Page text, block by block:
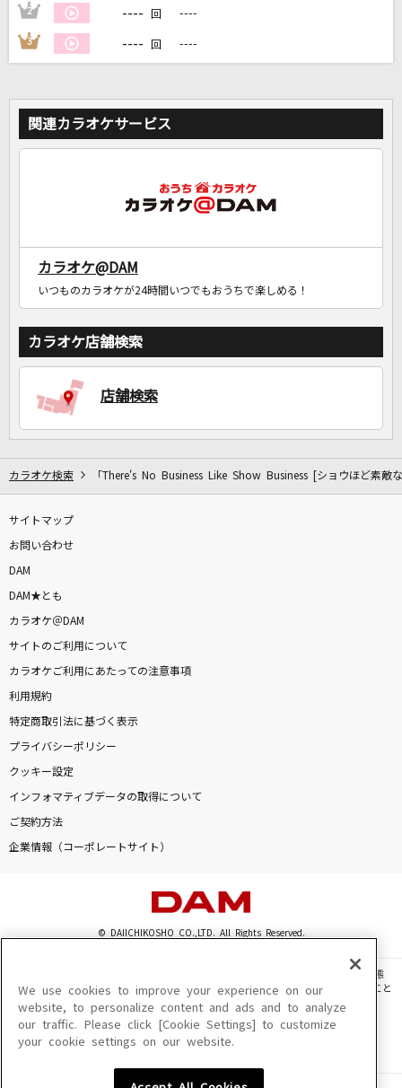
自宅でカラオケ歌い放題！
家族や友達と一緒に！練習にも！
2 ---- 回 ----
3 ---- 回 ----
関連カラオケサービス
カラオケ@DAM
いつものカラオケが24時間いつでもおうちで楽しめる！
カラオケ店舗検索
店舗検索
カラオケ検索 「There's No Business Like Show Business [ショウほど素敵
サイトマップ
お問い合わせ
DAM
DAM★とも
カラオケ＠DAM
サイトのご利用について
カラオケご利用にあたっての注意事項
利用規約
特定商取引法に基づく表示
プライバシーポリシー
クッキー設定
インフォマティブデータの取得について
ご契約方法
企業情報（コーポレートサイト）
© DAIICHIKOSHO CO.,LTD. All Rights Reserved.
このサイトに掲載されている一切の文章・画像・写真・動画・音声等を、手段や形態
を問わず、著作権法の定める範囲を超えて無断で複製、転載、ファイル化などすること
を禁じます。
楽曲及びコンテンツは、機種によりご利用いただけない場合があります。
楽曲及びコンテンツの配信日、配信内容が変更になる場合があります。
We use cookies to improve your experience on our
website, to personalize content and ads and to analyze
our traffic. Please click [Cookie Settings] to customize
your cookie settings on our website.